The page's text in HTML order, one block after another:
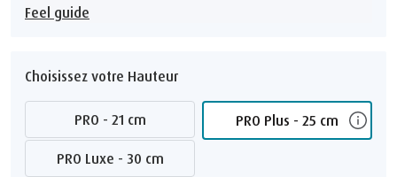
Feel guide
Choisissez votre Hauteur
PRO - 21 cm PRO Plus - 25 cm
PRO Luxe - 30 cm